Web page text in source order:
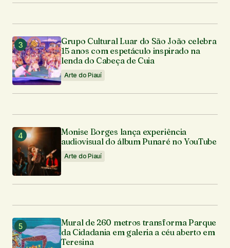
Grupo Cultural Luar do São João celebra
15 anos com espetáculo inspirado na
lenda do Cabeça de Cuia
Arte do Piauí
Monise Borges lança experiência
audiovisual do álbum Punaré no YouTube
Arte do Piauí
Mural de 260 metros transforma Parque
da Cidadania em galeria a céu aberto em
Teresina